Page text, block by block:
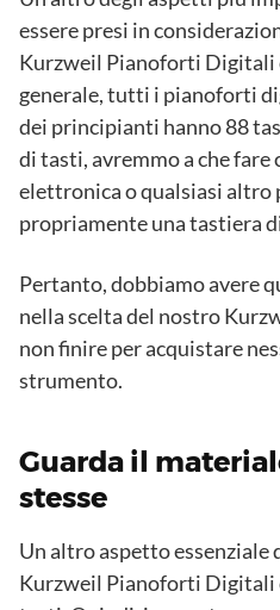
essere presi in
Kurzweil Pianoforti Digitali
generale, tutti i pianoforti
dei principianti hanno 88
di tasti, avremmo a che fare
elettronica o qualsiasi altro
propriamente una tastiera
Pertanto, dobbiamo avere
nella scelta del nostro
non finire per acquistare
strumento.
Guarda il
stesse
Un altro aspetto essenziale
Kurzweil Pianoforti Digitali